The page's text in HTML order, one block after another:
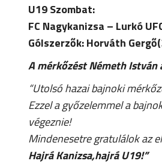
U19 Szombat:
FC Nagykanizsa – Lurkó
Gólszerzők: Horváth
A mérkőzést Németh
“Utolsó hazai bajnoki
Ezzel a győzelemmel a
végeznie!
Mindenesetre gratulálok az
Hajrá Kanizsa,hajrá U19!”